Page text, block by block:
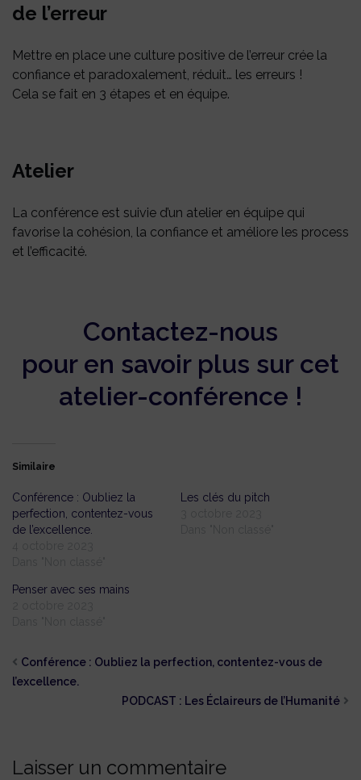
de l’erreur
Mettre en place une culture positive de l’erreur crée la
confiance et paradoxalement, réduit… les erreurs !
Cela se fait en 3 étapes et en équipe.
Atelier
La conférence est suivie d’un atelier en équipe qui
favorise la cohésion, la confiance et améliore les process
et l’efficacité.
Contactez-nous
pour en savoir plus sur cet
atelier-conférence !
Similaire
Conférence : Oubliez la
perfection, contentez-vous
de l’excellence.
Les clés du pitch
Penser avec ses mains
Conférence : Oubliez la perfection, contentez-vous de
l’excellence.
PODCAST : Les Éclaireurs de l’Humanité
Laisser un commentaire